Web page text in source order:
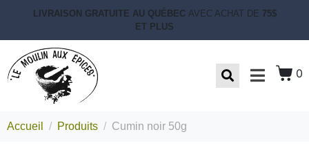
LIVRAISON GRATUITE AU QUÉBEC AVEC ACHAT DE 75$
ET PLUS
0
Accueil Produits Cumin noir 50g